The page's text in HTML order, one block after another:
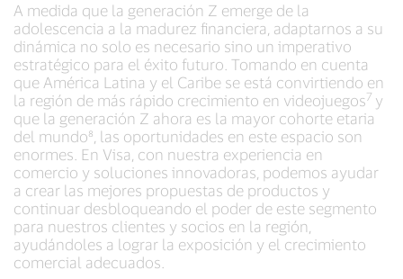
A medida que la generación Z emerge de la
adolescencia a la madurez financiera, adaptarnos a su
dinámica no solo es necesario sino un imperativo
estratégico para el éxito futuro. Tomando en cuenta
que América Latina y el Caribe se está convirtiendo en
la región de más rápido crecimiento en videojuegos7 y
que la generación Z ahora es la mayor cohorte etaria
del mundo⁸, las oportunidades en este espacio son
enormes. En Visa, con nuestra experiencia en
comercio y soluciones innovadoras, podemos ayudar
a crear las mejores propuestas de productos y
continuar desbloqueando el poder de este segmento
para nuestros clientes y socios en la región,
ayudándoles a lograr la exposición y el crecimiento
comercial adecuados.